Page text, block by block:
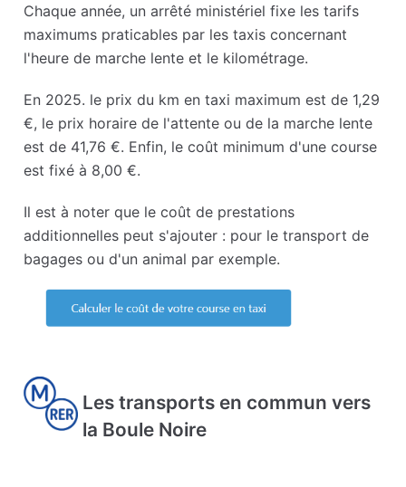
Chaque année, un arrêté ministériel fixe les tarifs
maximums praticables par les taxis concernant
l'heure de marche lente et le kilométrage.
En 2025. le prix du km en taxi maximum est de 1,29
€, le prix horaire de l'attente ou de la marche lente
est de 41,76 €. Enfin, le coût minimum d'une course
est fixé à 8,00 €.
Il est à noter que le coût de prestations
additionnelles peut s'ajouter : pour le transport de
bagages ou d'un animal par exemple.
Les transports en commun vers
la Boule Noire